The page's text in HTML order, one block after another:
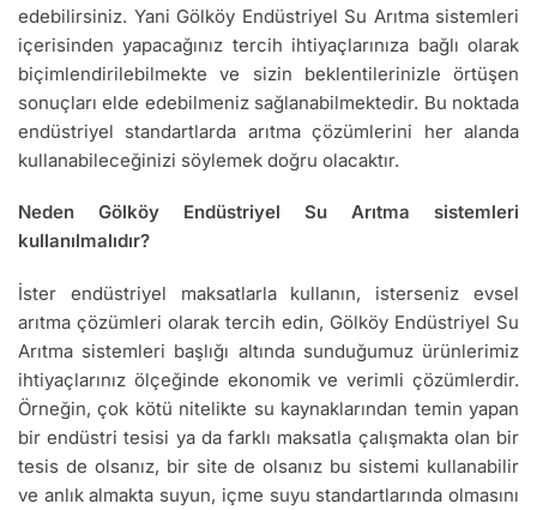
edebilirsiniz. Yani Gölköy Endüstriyel Su Arıtma sistemleri
içerisinden yapacağınız tercih ihtiyaçlarınıza bağlı olarak
biçimlendirilebilmekte ve sizin beklentilerinizle örtüşen
sonuçları elde edebilmeniz sağlanabilmektedir. Bu noktada
endüstriyel standartlarda arıtma çözümlerini her alanda
kullanabileceğinizi söylemek doğru olacaktır.
Neden Gölköy Endüstriyel Su Arıtma sistemleri
kullanılmalıdır?
İster endüstriyel maksatlarla kullanın, isterseniz evsel
arıtma çözümleri olarak tercih edin, Gölköy Endüstriyel Su
Arıtma sistemleri başlığı altında sunduğumuz ürünlerimiz
ihtiyaçlarınız ölçeğinde ekonomik ve verimli çözümlerdir.
Örneğin, çok kötü nitelikte su kaynaklarından temin yapan
bir endüstri tesisi ya da farklı maksatla çalışmakta olan bir
tesis de olsanız, bir site de olsanız bu sistemi kullanabilir
ve anlık almakta suyun, içme suyu standartlarında olmasını